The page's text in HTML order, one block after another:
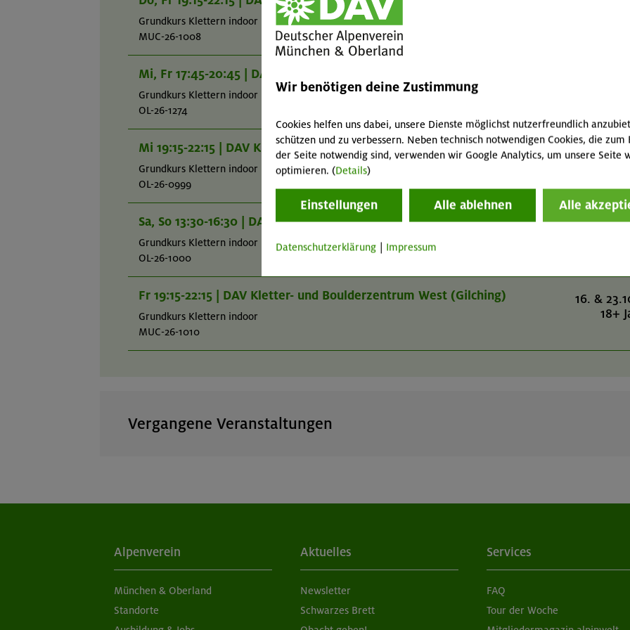
Grundkurs Klettern indoor
MUC-26-1008
Mi, Fr 17:45-20:45 | DAV Kletter- und Boulderzentrum West (Gilching)
Grundkurs Klettern indoor
OL-26-1274
Mi 19:15-22:15 | DAV Kletter- und Boulderzentrum West (Gilching)
Grundkurs Klettern indoor
OL-26-0999
30.09. &
Sa, So 13:30-16:30 | DAV Kletter- und Boulderzentrum West (Gilching)
Grundkurs Klettern indoor
OL-26-1000
10. &
Fr 19:15-22:15 | DAV Kletter- und Boulderzentrum West (Gilching)
Grundkurs Klettern indoor
MUC-26-1010
16. &
18+
Vergangene Veranstaltungen
Grundkurs Klettern indoor
OL-25-0985
Fr, Di 19:15-22:15 | DAV Kletter- und Boulderzentrum West (Gilching)
18+
Alpenverein
München & Oberland
Standorte
Aktuelles
Newsletter
Schwarzes Brett
Services
FAQ
Tour der Woche
Wir benötigen deine Zustimmung
Cookies helfen uns dabei, unsere Dienste möglichst nutzerfreundlich
schützen und zu verbessern. Neben technisch notwendigen Cookies, die zum
der Seite notwendig sind, verwenden wir Google Analytics, um unsere Seite
optimieren. (Details)
Einstellungen Alle ablehnen Alle
Datenschutzerklärung | Impressum